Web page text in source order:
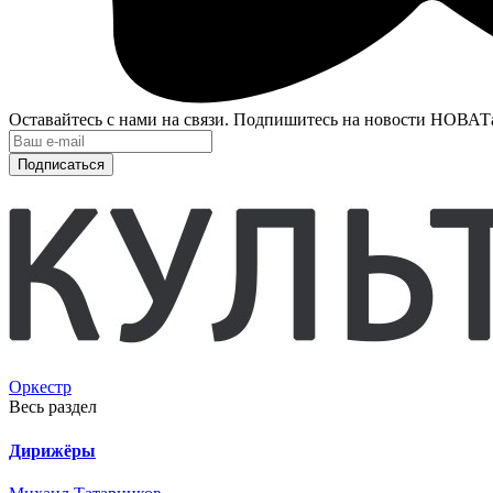
Оставайтесь с нами на связи. Подпишитесь на новости
Подписаться
Оркестр
Весь раздел
Дирижёры